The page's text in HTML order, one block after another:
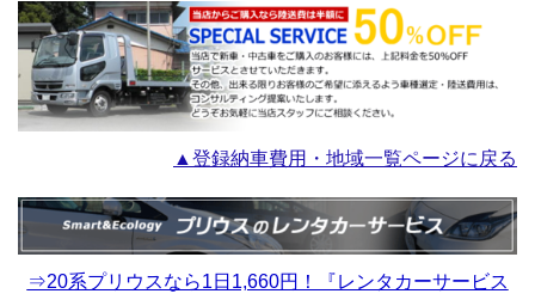
▲登録納車費用・地域一覧ページに戻る
⇒20系プリウスなら1日1,660円！『レンタカーサービス